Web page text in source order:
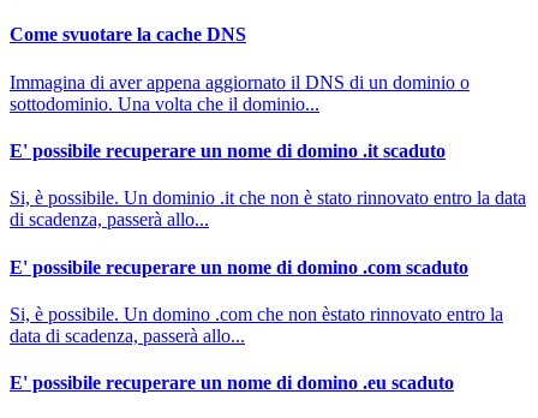
Come svuotare la cache DNS
Immagina di aver appena aggiornato il DNS di un dominio o
sottodominio. Una volta che il dominio...
E' possibile recuperare un nome di domino .it scaduto
Si, è possibile. Un dominio .it che non è stato rinnovato entro la data
di scadenza, passerà allo...
E' possibile recuperare un nome di domino .com scaduto
Si, è possibile. Un domino .com che non èstato rinnovato entro la
data di scadenza, passerà allo...
E' possibile recuperare un nome di domino .eu scaduto